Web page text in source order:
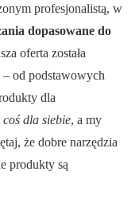
profesjonalistą, w
dopasowane do
oferta została
od podstawowych
dla
dla siebie, a my
że dobre narzędzia
produkty są